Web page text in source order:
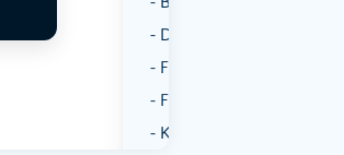
Dansen
Fietsen
Film
Kunst & Cultuur